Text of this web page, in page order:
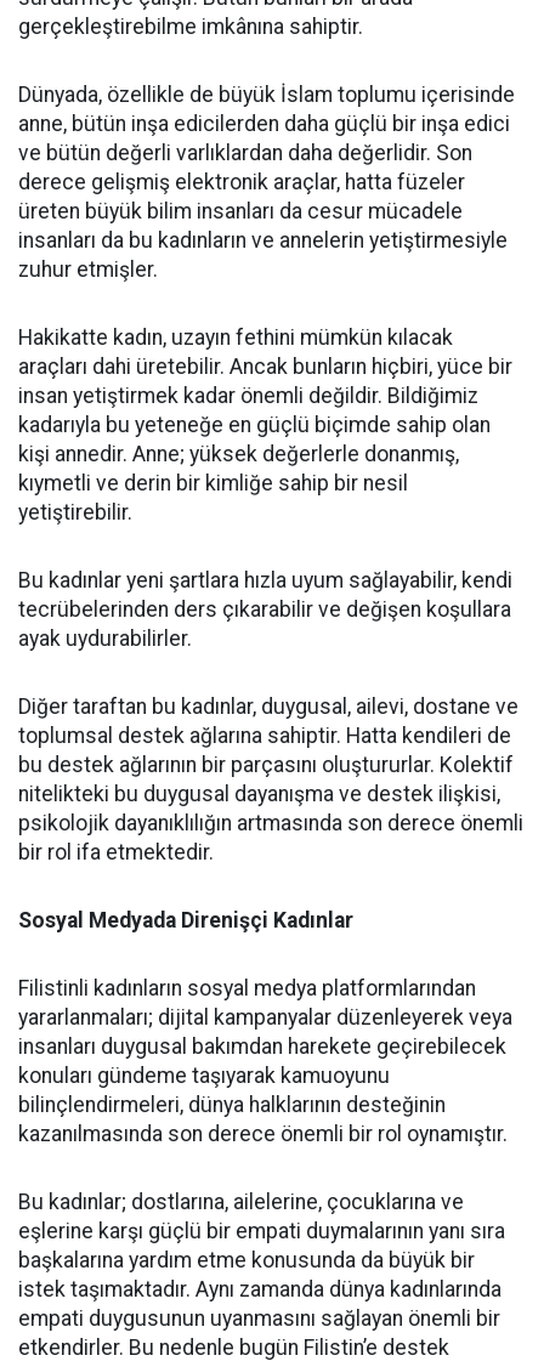
gerçekleştirebilme imkânına sahiptir.
Dünyada, özellikle de büyük İslam toplumu içerisinde
anne, bütün inşa edicilerden daha güçlü bir inşa edici
ve bütün değerli varlıklardan daha değerlidir. Son
derece gelişmiş elektronik araçlar, hatta füzeler
üreten büyük bilim insanları da cesur mücadele
insanları da bu kadınların ve annelerin yetiştirmesiyle
zuhur etmişler.
Hakikatte kadın, uzayın fethini mümkün kılacak
araçları dahi üretebilir. Ancak bunların hiçbiri, yüce bir
insan yetiştirmek kadar önemli değildir. Bildiğimiz
kadarıyla bu yeteneğe en güçlü biçimde sahip olan
kişi annedir. Anne; yüksek değerlerle donanmış,
kıymetli ve derin bir kimliğe sahip bir nesil
yetiştirebilir.
Bu kadınlar yeni şartlara hızla uyum sağlayabilir, kendi
tecrübelerinden ders çıkarabilir ve değişen koşullara
ayak uydurabilirler.
Diğer taraftan bu kadınlar, duygusal, ailevi, dostane ve
toplumsal destek ağlarına sahiptir. Hatta kendileri de
bu destek ağlarının bir parçasını oluştururlar. Kolektif
nitelikteki bu duygusal dayanışma ve destek ilişkisi,
psikolojik dayanıklılığın artmasında son derece önemli
bir rol ifa etmektedir.
Sosyal Medyada Direnişçi Kadınlar
Filistinli kadınların sosyal medya platformlarından
yararlanmaları; dijital kampanyalar düzenleyerek veya
insanları duygusal bakımdan harekete geçirebilecek
konuları gündeme taşıyarak kamuoyunu
bilinçlendirmeleri, dünya halklarının desteğinin
kazanılmasında son derece önemli bir rol oynamıştır.
Bu kadınlar; dostlarına, ailelerine, çocuklarına ve
eşlerine karşı güçlü bir empati duymalarının yanı sıra
başkalarına yardım etme konusunda da büyük bir
istek taşımaktadır. Aynı zamanda dünya kadınlarında
empati duygusunun uyanmasını sağlayan önemli bir
etkendirler. Bu nedenle bugün Filistin’e destek